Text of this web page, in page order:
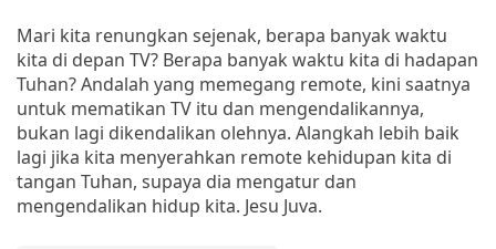
Mari kita renungkan sejenak, berapa banyak waktu
kita di depan TV? Berapa banyak waktu kita di hadapan
Tuhan? Andalah yang memegang remote, kini saatnya
untuk mematikan TV itu dan mengendalikannya,
bukan lagi dikendalikan olehnya. Alangkah lebih baik
lagi jika kita menyerahkan remote kehidupan kita di
tangan Tuhan, supaya dia mengatur dan
mengendalikan hidup kita. Jesu Juva.